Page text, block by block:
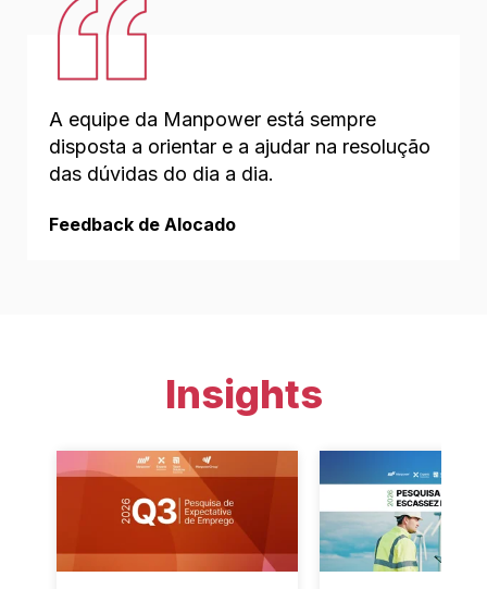
A equipe da Manpower está sempre
disposta a orientar e a ajudar na resolução
das dúvidas do dia a dia.
Feedback de Alocado
Insights